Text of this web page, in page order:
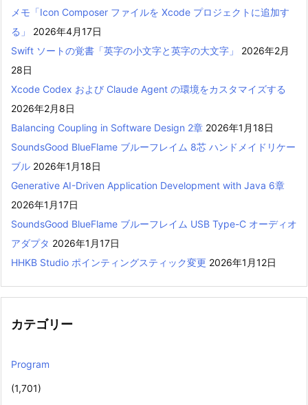
メモ「Icon Composer ファイルを Xcode プロジェクトに追加す
る」
2026年4月17日
Swift ソートの覚書「英字の小文字と英字の大文字」
2026年2月
28日
Xcode Codex および Claude Agent の環境をカスタマイズする
2026年2月8日
Balancing Coupling in Software Design 2章 2026年1月18日
SoundsGood BlueFlame ブルーフレイム 8芯 ハンドメイドリケー
ブル 2026年1月18日
Generative AI-Driven Application Development with Java 6章
2026年1月17日
SoundsGood BlueFlame ブルーフレイム USB Type-C オーディオ
アダプタ 2026年1月17日
HHKB Studio ポインティングスティック変更 2026年1月12日
カテゴリー
Program
(1,701)